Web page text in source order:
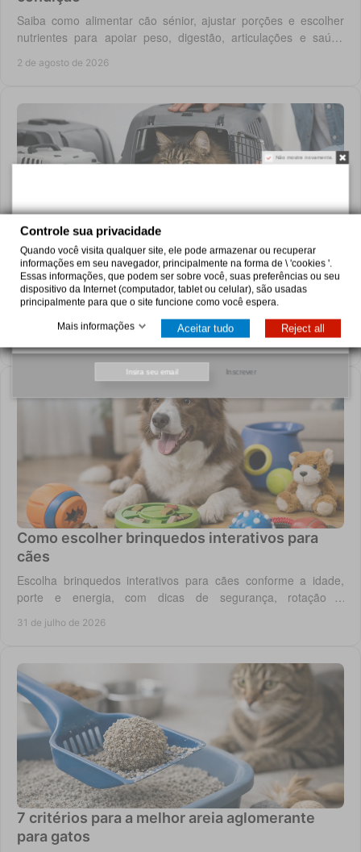
Não mostre novamente.
Inscrever
Saiba como alimentar cão sénior, ajustar porções e escolher
nutrientes para apoiar peso, digestão, articulações e saúde
2 de agosto de 2026
Como escolher transportadora para gato
grande
Escolha uma transportadora para gato grande com espaço,
ventilação e segurança. Saiba medir o seu gato e preparar
viagens, consultas e férias sem stress.
Como escolher brinquedos interativos para
cães
Escolha brinquedos interativos para cães conforme a idade,
porte e energia, com dicas de segurança, rotação e
31 de julho de 2026
7 critérios para a melhor areia aglomerante
para gatos
Controle sua privacidade
Quando você visita qualquer site, ele pode armazenar ou recuperar
informações em seu navegador, principalmente na forma de \ 'cookies '.
Essas informações, que podem ser sobre você, suas preferências ou seu
dispositivo da Internet (computador, tablet ou celular), são usadas
principalmente para que o site funcione como você espera.
Mais informações Aceitar tudo Reject all